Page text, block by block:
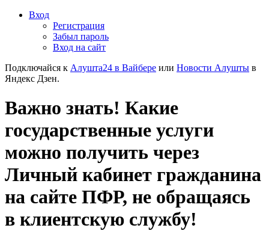
Вход
Регистрация
Забыл пароль
Вход на сайт
Подключайся к Алушта24 в Вайбере или Новости Алушты в
Яндекс Дзен.
Важно знать! Какие
государственные услуги
можно получить через
Личный кабинет гражданина
на сайте ПФР, не обращаясь
в клиентскую службу!